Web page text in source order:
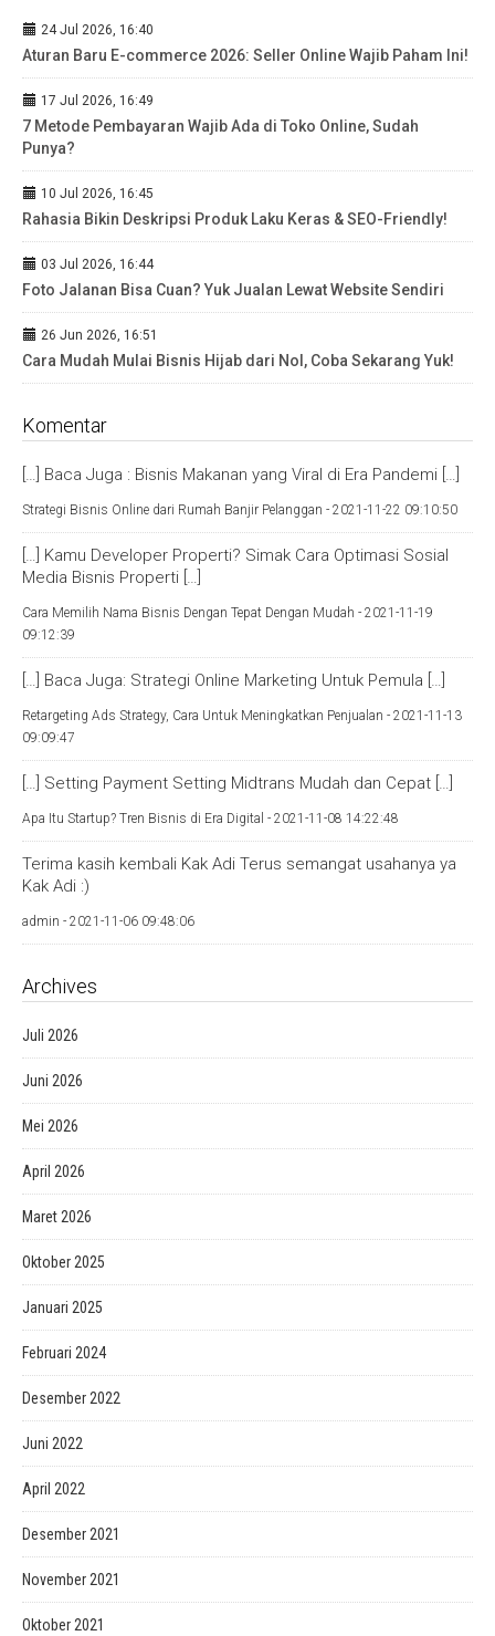
24 Jul 2026, 16:40
Aturan Baru E-commerce 2026: Seller Online Wajib Paham Ini!
17 Jul 2026, 16:49
7 Metode Pembayaran Wajib Ada di Toko Online, Sudah
Punya?
10 Jul 2026, 16:45
Rahasia Bikin Deskripsi Produk Laku Keras & SEO-Friendly!
03 Jul 2026, 16:44
Foto Jalanan Bisa Cuan? Yuk Jualan Lewat Website Sendiri
26 Jun 2026, 16:51
Cara Mudah Mulai Bisnis Hijab dari Nol, Coba Sekarang Yuk!
Komentar
[…] Baca Juga : Bisnis Makanan yang Viral di Era Pandemi […]
Strategi Bisnis Online dari Rumah Banjir Pelanggan - 2021-11-22 09:10:50
[…] Kamu Developer Properti? Simak Cara Optimasi Sosial
Media Bisnis Properti […]
Cara Memilih Nama Bisnis Dengan Tepat Dengan Mudah - 2021-11-19
09:12:39
[…] Baca Juga: Strategi Online Marketing Untuk Pemula […]
Retargeting Ads Strategy, Cara Untuk Meningkatkan Penjualan - 2021-11-13
09:09:47
[…] Setting Payment Setting Midtrans Mudah dan Cepat […]
Apa Itu Startup? Tren Bisnis di Era Digital - 2021-11-08 14:22:48
Terima kasih kembali Kak Adi Terus semangat usahanya ya
Kak Adi :)
admin - 2021-11-06 09:48:06
Archives
Juli 2026
Juni 2026
Mei 2026
April 2026
Maret 2026
Oktober 2025
Januari 2025
Februari 2024
Desember 2022
Juni 2022
April 2022
Desember 2021
November 2021
Oktober 2021